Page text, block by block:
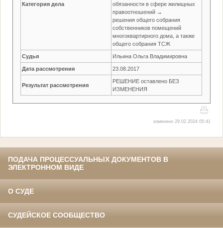
Категория дела
обязанности в сфере жилищных
правоотношений →
решения общего собрания
собственников помещений
многоквартирного дома, а также
общего собрания ТСЖ
Судья Ильина Ольга Владимировна
Дата рассмотрения 23.08.2017
Результат рассмотрения
РЕШЕНИЕ оставлено БЕЗ
ИЗМЕНЕНИЯ
изменено 29.02.2024 05:41
ПОДАЧА ПРОЦЕССУАЛЬНЫХ ДОКУМЕНТОВ В
ЭЛЕКТРОННОМ ВИДЕ
О СУДЕ
СУДЕЙСКОЕ СООБЩЕСТВО